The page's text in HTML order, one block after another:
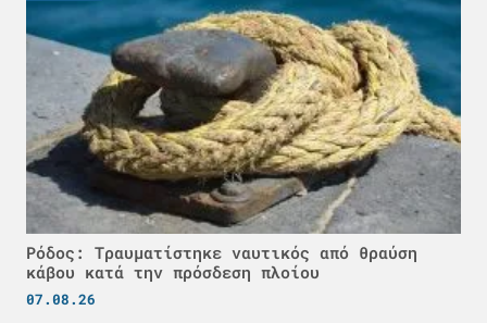
Ρόδος: Τραυματίστηκε ναυτικός από θραύση
κάβου κατά την πρόσδεση πλοίου
07.08.26